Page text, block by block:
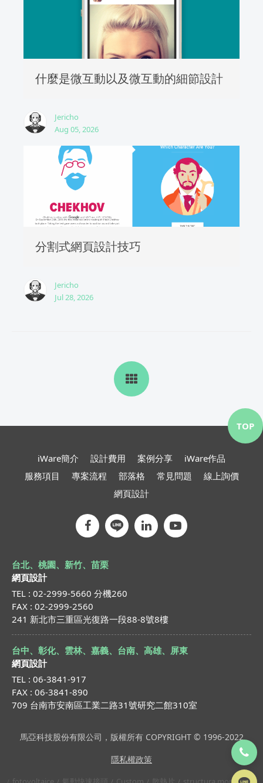
什麼是微互動以及微互動的細節設計
Jericho
Aug 05, 2026
分割式網頁設計技巧
Jericho
Jul 28, 2026
iWare簡介 設計費用 案例分享
iWare作品
服務項目
專案流程 部落格 常見問題
線上詢價
網頁設計
台北、桃園、新竹、苗栗
網頁設計
TEL : 02-2999-5660 分機260
FAX : 02-2999-2560
241 新北市三重區光復路一段88-8號8樓
台中、彰化、雲林、嘉義、台南、高雄、屏東
網頁設計
TEL : 06-3841-917
FAX : 06-3841-890
709 台南市安南區工業二路31號研究二館310室
馬亞科技股份有限公司，版權所有 COPYRIGHT © 1996-2022
隱私權政策
TOP